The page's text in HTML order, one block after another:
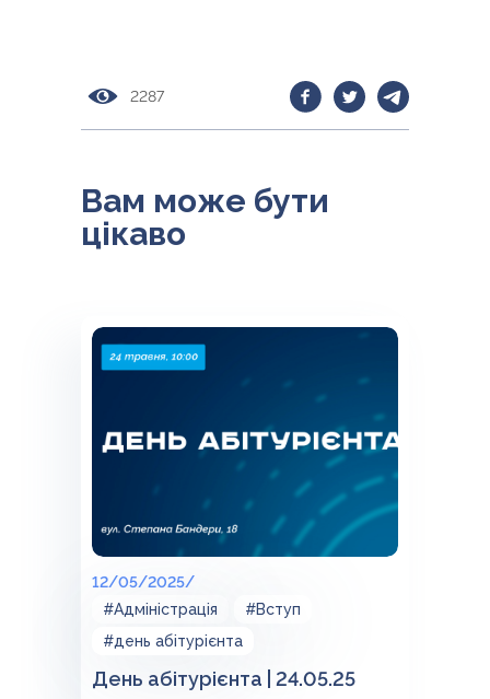
2287
Вам може бути
цікаво
12/05/2025/
#Адміністрація
#Вступ
#день абітурієнта
День абітурієнта | 24.05.25